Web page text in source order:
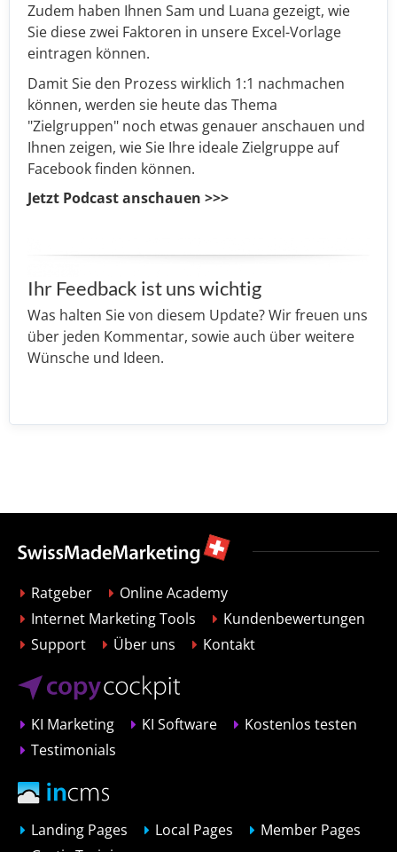
Zudem haben Ihnen Sam und Luana gezeigt, wie
Sie diese zwei Faktoren in unsere Excel-Vorlage
eintragen können.
Damit Sie den Prozess wirklich 1:1 nachmachen
können, werden sie heute das Thema
"Zielgruppen" noch etwas genauer anschauen und
Ihnen zeigen, wie Sie Ihre ideale Zielgruppe auf
Facebook finden können.
Jetzt Podcast anschauen >>>
Ihr Feedback ist uns wichtig
Was halten Sie von diesem Update? Wir freuen uns
über jeden Kommentar, sowie auch über weitere
Wünsche und Ideen.
Ratgeber
Online Academy
Internet Marketing Tools
Kundenbewertungen
Support
Über uns Kontakt
KI Marketing KI Software
Kostenlos testen
Testimonials
Landing Pages Local Pages
Member Pages